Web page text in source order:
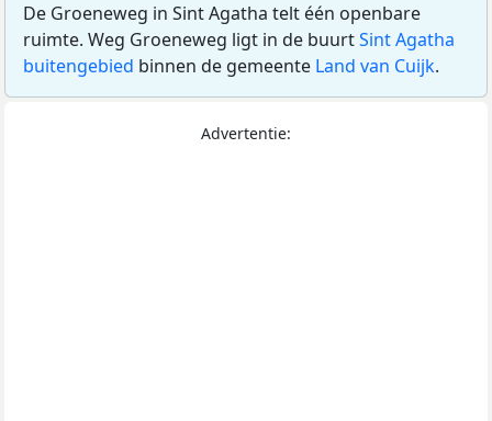
De Groeneweg in Sint Agatha telt één openbare
ruimte. Weg Groeneweg ligt in de buurtSint Agatha
buitengebied binnen de gemeente Land van Cuijk.
Advertentie: